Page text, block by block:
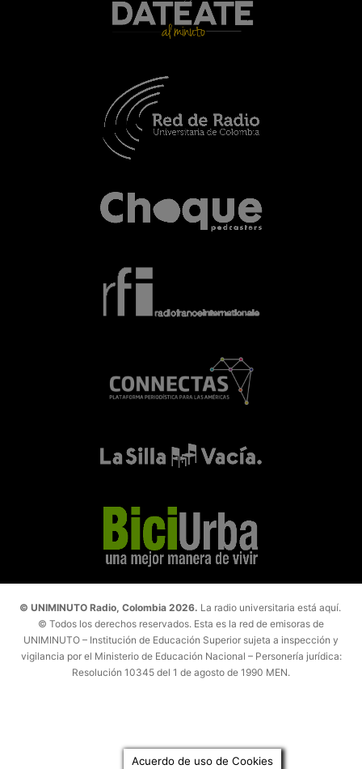
© UNIMINUTO Radio, Colombia 2026. La radio universitaria está aquí.
© Todos los derechos reservados. Esta es la red de emisoras de
UNIMINUTO – Institución de Educación Superior sujeta a inspección y
vigilancia por el Ministerio de Educación Nacional – Personería jurídica:
Resolución 10345 del 1 de agosto de 1990 MEN.
Acuerdo de uso de Cookies